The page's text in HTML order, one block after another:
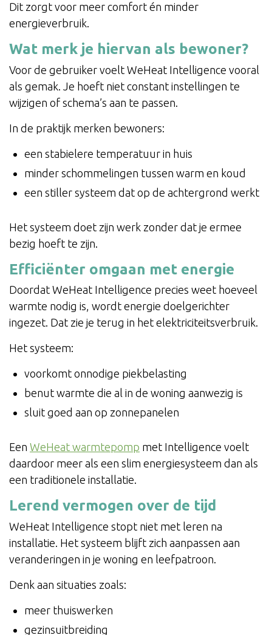
Dit zorgt voor meer comfort én minder
energieverbruik.
Wat merk je hiervan als bewoner?
Voor de gebruiker voelt WeHeat Intelligence vooral
als gemak. Je hoeft niet constant instellingen te
wijzigen of schema’s aan te passen.
In de praktijk merken bewoners:
een stabielere temperatuur in huis
minder schommelingen tussen warm en koud
een stiller systeem dat op de achtergrond werkt
Het systeem doet zijn werk zonder dat je ermee
bezig hoeft te zijn.
Efficiënter omgaan met energie
Doordat WeHeat Intelligence precies weet hoeveel
warmte nodig is, wordt energie doelgerichter
ingezet. Dat zie je terug in het elektriciteitsverbruik.
Het systeem:
voorkomt onnodige piekbelasting
benut warmte die al in de woning aanwezig is
sluit goed aan op zonnepanelen
Een WeHeat warmtepomp met Intelligence voelt
daardoor meer als een slim energiesysteem dan als
een traditionele installatie.
Lerend vermogen over de tijd
WeHeat Intelligence stopt niet met leren na
installatie. Het systeem blijft zich aanpassen aan
veranderingen in je woning en leefpatroon.
Denk aan situaties zoals:
meer thuiswerken
gezinsuitbreiding